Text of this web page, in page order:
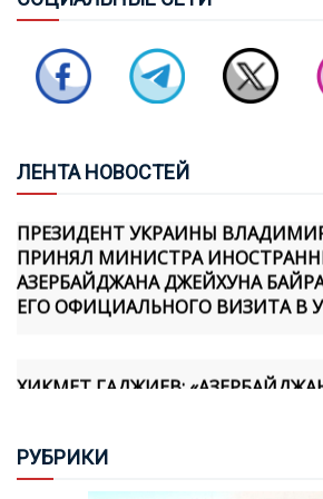
ЛЕНТА НОВОСТЕЙ
СОВБЕЗ ТУРЦИИ: ЧЕРНОЕ И
ПРЕЗИДЕНТ УКРАИНЫ
ПРИНЯЛ МИНИСТРА
АЗЕРБАЙДЖАНА ДЖЕЙХУНА
ЕГО ОФИЦИАЛЬНОГО ВИЗИТА В
ХИКМЕТ ГАДЖИЕВ:
СВОЮ ПРИВЕРЖЕННОСТЬ МИРУ
СТОРОНА ТАКЖЕ ПРИНЯЛА НОВУЮ
ГЕОПОЛИТИЧЕСКУЮ
СВОЮ ПОЛИТИКУ В ЭТОМ
РУБРИКИ